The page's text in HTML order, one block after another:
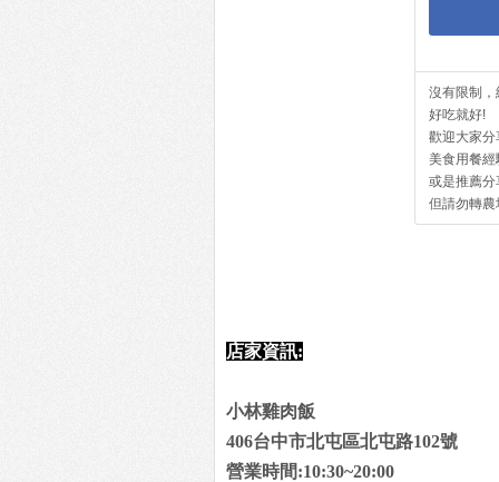
沒有限制，
好吃就好!
歡迎大家分
美食用餐
或是推薦
但請勿轉農
店家資訊:
小林雞肉飯
406台中市北屯區北屯路102號
營業時間:10:30~20:00